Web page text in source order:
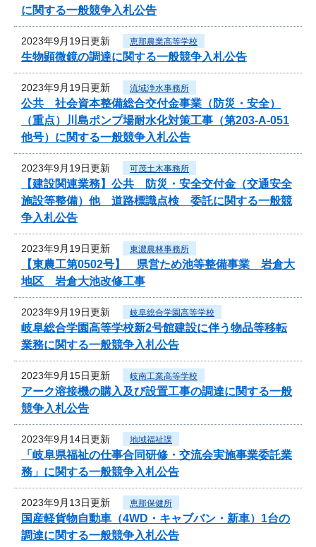
に関する一般競争入札公告
2023年9月19日更新 恵那農業高等学校
生物顕微鏡の調達に関する一般競争入札公告
2023年9月19日更新 流域浄水事務所
公共 社会資本整備総合交付金事業（防災・安全）
（重点）川島ポンプ場耐水化対策工事（第203-A-051
他号）に関する一般競争入札公告
2023年9月19日更新 可茂土木事務所
【建設関連業務】公共 防災・安全交付金（交通安全
施設等整備）他 道路標識点検 委託に関する一般競
争入札公告
2023年9月19日更新 東濃農林事務所
【東農工第0502号】 県営ため池等整備事業 岩倉大
地区 岩倉大池改修工事
2023年9月19日更新 岐阜総合学園高等学校
岐阜総合学園高等学校新2号館建設に伴う物品等移転
業務に関する一般競争入札公告
2023年9月15日更新 岐南工業高等学校
アーク溶接機の購入及び設置工事の調達に関する一般
競争入札公告
2023年9月14日更新 地域福祉課
「岐阜県福祉の仕事合同研修・交流会実施事業委託業
務」に関する一般競争入札公告
2023年9月13日更新 恵那保健所
国産軽貨物自動車（4WD・キャブバン・新車）1台の
調達に関する一般競争入札公告